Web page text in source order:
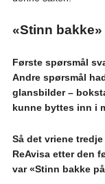
«Stinn bakke»
Første spørsmål
Andre spørsmål
glansbilder –
kunne byttes inn i
Så det vriene
ReAvisa etter den
var «Stinn bakke